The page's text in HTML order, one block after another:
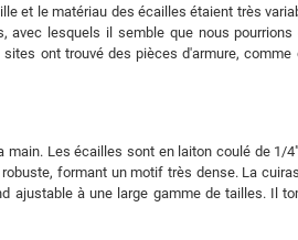
et le matériau des écailles étaient très
lesquels il semble que nous
ont trouvé des pièces d'armure, comme
Les écailles sont en laiton coulé de 1/
formant un motif très dense. La
à une large gamme de tailles. Il